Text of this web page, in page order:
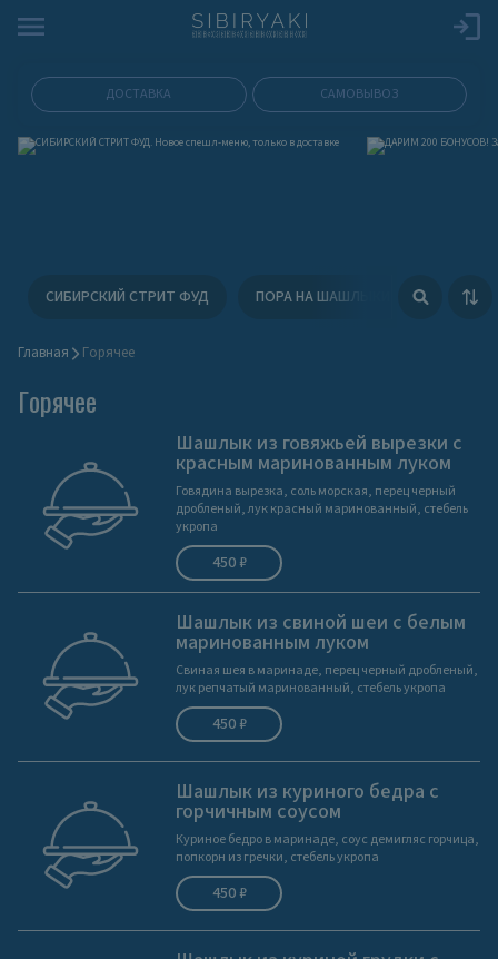
ДОСТАВКА САМОВЫВОЗ
СИБИРСКИЙ СТРИТ ФУД ПОРА НА ШАШЛЫКИ
Главная Гoрячее
Гoрячее
Шашлык из говяжьей вырезки с
красным маринованным луком
Говядина вырезка, соль морская, перец черный
дробленый, лук красный маринованный, стебель
укропа
450 ₽
Шашлык из свиной шеи с белым
маринованным луком
Свиная шея в маринаде, перец черный дробленый,
лук репчатый маринованный, стебель укропа
450 ₽
Шашлык из куриного бедра с
горчичным соусом
Куриное бедро в маринаде, соус демигляс горчица,
попкорн из гречки, стебель укропа
450 ₽